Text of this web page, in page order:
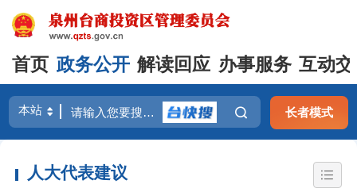
首页 政务公开 解读回应 办事服务 互动
长者模式
人大代表建议